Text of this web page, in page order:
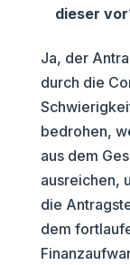
dieser
Ja, der
durch die
bedrohen,
aus dem
ausreichen,
die
dem